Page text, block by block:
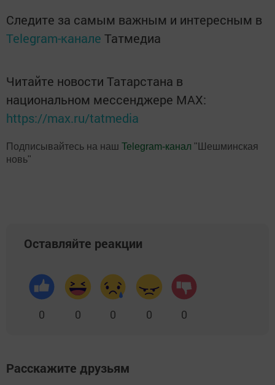
Следите за самым важным и интересным в
Telegram-канале Татмедиа
Читайте новости Татарстана в
национальном мессенджере MАХ:
https://max.ru/tatmedia
Подписывайтесь на наш Telegram-канал "Шешминская
новь"
Оставляйте реакции
0 0 0 0 0
Расскажите друзьям